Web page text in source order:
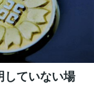
していない場